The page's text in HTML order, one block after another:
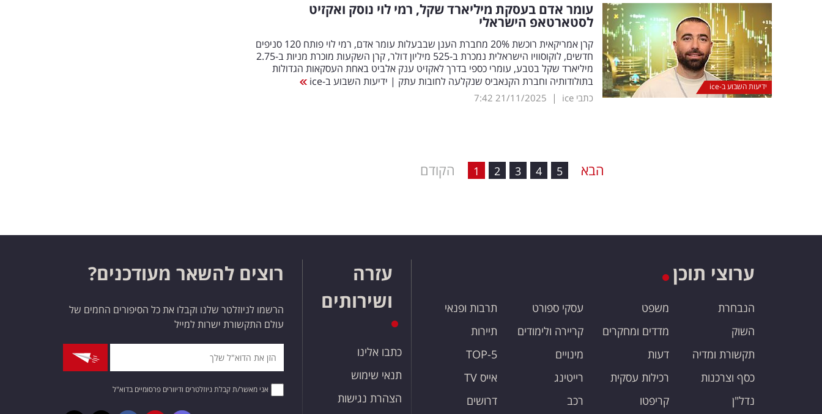
ידיעות השבוע ב-ice
עומר אדם בעסקת מיליארד שקל, רמי לוי נוסק ואקזיט
לסטארטאפ הישראלי
קרן אמריקאית רוכשת 20% מחברת הענן שבבעלות עומר אדם, רמי לוי פותח 120 סניפים
חדשים, לוקוסוויו הישראלית נמכרת ב-525 מיליון דולר, קרן השקעות מוכרת מניות ב-2.75
מיליארד שקל בטבע, עומרי כספי בדרך לאקזיט ענק אלביט באחת העסקאות הגדולות
בתולודותיה וחברת הקנאביס שנקלעה לחובות עתק | ידיעות השבוע ב-ice
כתבי ice |
21/11/2025
7:42
הקודם 1 2 3 4 5 הבא
ערוצי תוכן
הנבחרת
השוק
תקשורת ומדיה
כסף וצרכנות
נדל"ן
משפט
מדדים ומחקרים
דעות
רכילות עסקית
קריפטו
עסקי ספורט
קריירה ולימודים
מינויים
רייטינג
רכב
תרבות ופנאי
תיירות
TOP-5
אייס TV
דרושים
עזרה
ושירותים
כתבו אלינו
תנאי שימוש
הצהרת נגישות
רוצים להשאר מעודכנים?
הרשמו לניוזלטר שלנו וקבלו את כל הסיפורים החמים של
עולם התקשורת ישרות למייל
אני מאשר/ת קבלת ניוזלטרים ודיוורים פרסומיים בדוא"ל